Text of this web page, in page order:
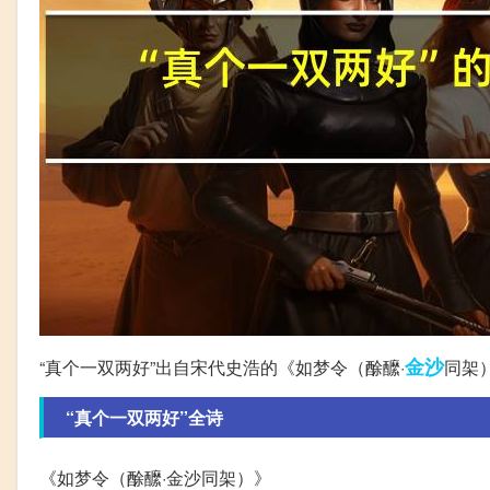
“真个一双两好”出自宋代史浩的《如梦令（酴醿·金沙同架
“真个一双两好”全诗
《如梦令（酴醿·金沙同架）》